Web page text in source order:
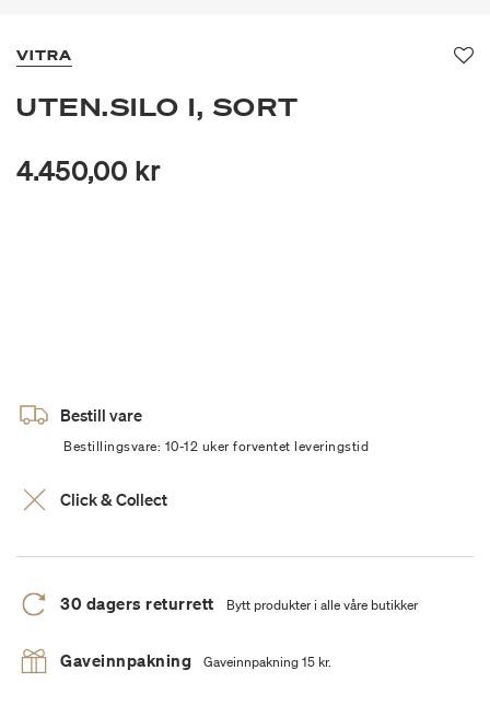
VITRA
UTEN.SILO I, SORT
4.450,00 kr
Bestill vare
Bestillingsvare: 10-12 uker forventet leveringstid
Click & Collect
30 dagers returrett Bytt produkter i alle våre butikker
Gaveinnpakning Gaveinnpakning 15 kr.